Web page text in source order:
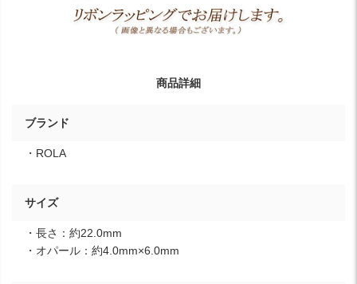
商品詳細
ブランド
・ROLA
サイズ
・長さ：約22.0mm
・オパール：約4.0mm×6.0mm